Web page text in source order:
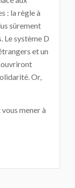
: la règle à
sûrement
Le système D
et un
Or,
mener à